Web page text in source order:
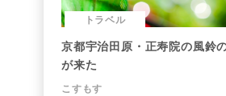
トラベル
京都宇治田原・正寿院の風鈴
が来た
こすもす